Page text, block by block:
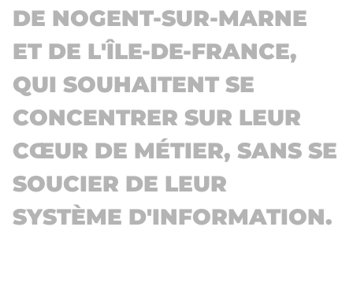
DE NOGENT-SUR-MARNE
ET DE L'ÎLE-DE-FRANCE,
QUI SOUHAITENT SE
CONCENTRER SUR LEUR
CŒUR DE MÉTIER, SANS SE
SOUCIER DE LEUR
SYSTÈME D'INFORMATION.